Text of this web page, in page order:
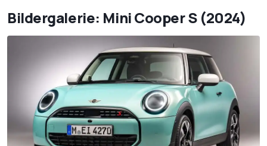
Bildergalerie: Mini Cooper S (2024)